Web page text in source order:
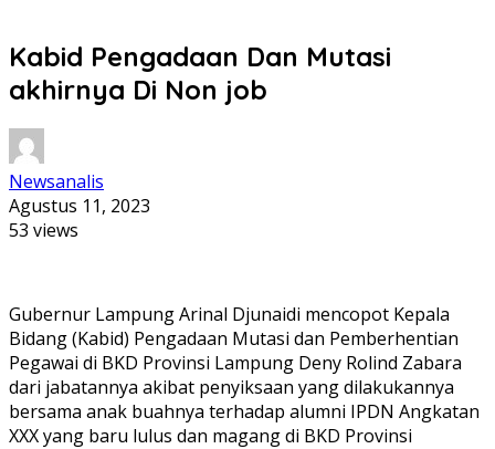
Kabid Pengadaan Dan Mutasi
akhirnya Di Non job
Newsanalis
Agustus 11, 2023
53 views
Gubernur Lampung Arinal Djunaidi mencopot Kepala
Bidang (Kabid) Pengadaan Mutasi dan Pemberhentian
Pegawai di BKD Provinsi Lampung Deny Rolind Zabara
dari jabatannya akibat penyiksaan yang dilakukannya
bersama anak buahnya terhadap alumni IPDN Angkatan
XXX yang baru lulus dan magang di BKD Provinsi